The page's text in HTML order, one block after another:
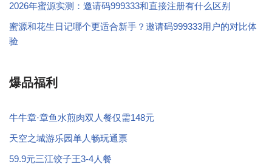
2026年蜜源实测：邀请码999333和直接注册有什么区别
蜜源和花生日记哪个更适合新手？邀请码999333用户的对比体
验
爆品福利
牛牛章·章鱼水煎肉双人餐仅需148元
天空之城游乐园单人畅玩通票
59.9元三江饺子王3-4人餐